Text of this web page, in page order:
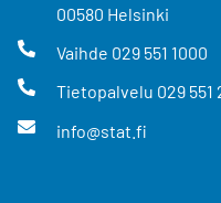
00580 Helsinki
Vaihde 029 551 1000
Tietopalvelu 029 551
info@stat.fi